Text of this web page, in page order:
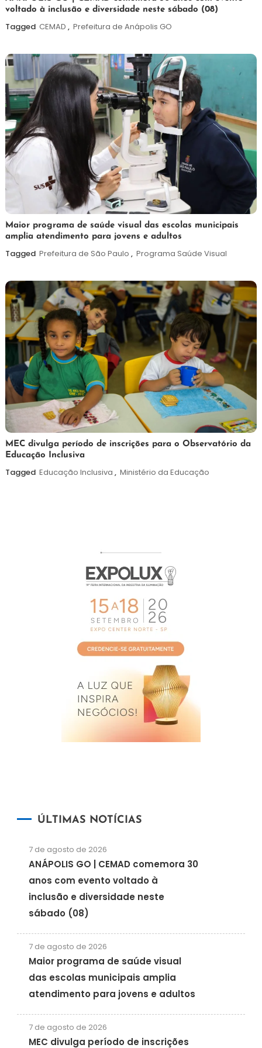
de
agosto
voltado à inclusão e diversidade neste sábado (08)
Tagged CEMAD , Prefeitura de Anápolis GO
7
de
agosto
Maurilio
Maior programa de saúde visual das escolas municipais
amplia atendimento para jovens e adultos
Tagged Prefeitura de São Paulo , Programa Saúde Visual
7
de
agosto
Maurilio
MEC divulga período de inscrições para o Observatório da
Educação Inclusiva
Tagged Educação Inclusiva , Ministério da Educação
ÚLTIMAS NOTÍCIAS
7 de agosto de 2026
ANÁPOLIS GO | CEMAD comemora 30
anos com evento voltado à
inclusão e diversidade neste
sábado (08)
7 de agosto de 2026
Maior programa de saúde visual
das escolas municipais amplia
atendimento para jovens e adultos
7 de agosto de 2026
MEC divulga período de inscrições